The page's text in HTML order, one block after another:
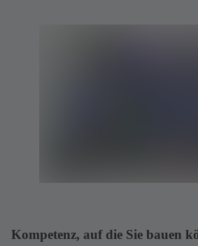
Kompetenz, auf die Sie bauen